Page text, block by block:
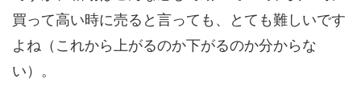
買って高い時に売ると言っても、とても難しいです
よね（これから上がるのか下がるのか分からな
い）。